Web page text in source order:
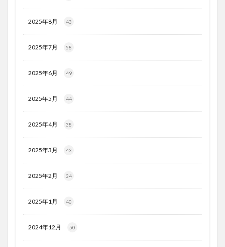
2025年8月 43
2025年7月 58
2025年6月 49
2025年5月 44
2025年4月 38
2025年3月 43
2025年2月 34
2025年1月 40
2024年12月 50